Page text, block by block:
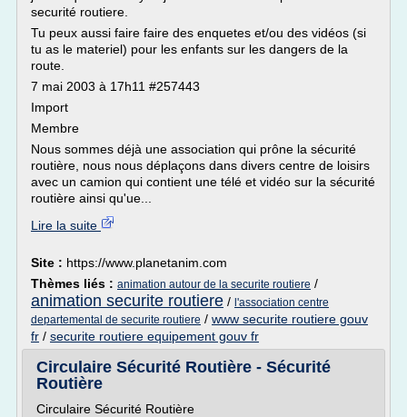
securité routiere.
Tu peux aussi faire faire des enquetes et/ou des vidéos (si
tu as le materiel) pour les enfants sur les dangers de la
route.
7 mai 2003 à 17h11 #257443
Import
Membre
Nous sommes déjà une association qui prône la sécurité
routière, nous nous déplaçons dans divers centre de loisirs
avec un camion qui contient une télé et vidéo sur la sécurité
routière ainsi qu'ue...
Lire la suite
Site : https://www.planetanim.com
Thèmes liés : animation autour de la securite routiere /
animation securite routiere / l'association centre
departemental de securite routiere / www securite routiere gouv
fr / securite routiere equipement gouv fr
Circulaire Sécurité Routière - Sécurité
Routière
Circulaire Sécurité Routière